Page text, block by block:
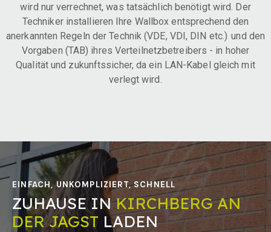
wird nur verrechnet, was tatsächlich benötigt wird. Der
Techniker installieren Ihre Wallbox entsprechend den
anerkannten Regeln der Technik (VDE, VDI, DIN etc.) und den
Vorgaben (TAB) ihres Verteilnetzbetreibers - in hoher
Qualität und zukunftssicher, da ein LAN-Kabel gleich mit
verlegt wird.
EINFACH, UNKOMPLIZIERT, SCHNELL
ZUHAUSE INKIRCHBERG AN
DER JAGST LADEN